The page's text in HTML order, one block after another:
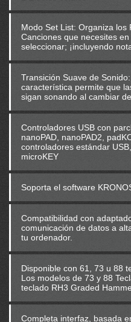
Modo Set List: Organiza los
Canciones que necesites
seleccionar; ¡incluyendo
Transición Suave de
característica permite que
sigan sonando al cambiar
Controladores USB con
nanoPAD, nanoPAD2,
controladores estándar
microKEY
Soporta el software
Compatibilidad con
comunicación de datos a
tu ordenador.
Disponible con 61, 73 u 88
Los modelos de 73 y 88
teclado RH3 Graded
Completa interfaz, basada